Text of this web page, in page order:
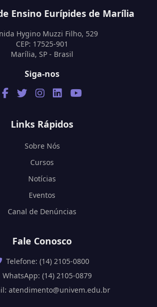
Ensino Eurípides de Marília
Hygino Muzzi Filho, 529
CEP: 17525-901
Marília, SP - Brasil
Siga-nos
Links Rápidos
Sobre Nós
Cursos
Notícias
Eventos
Canal de Denúncias
Fale Conosco
Telefone: (14) 2105-0800
WhatsApp: (14) 2105-0879
atendimento@univem.edu.br